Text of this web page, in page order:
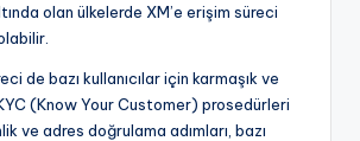
olan ülkelerde XM’e erişim süreci
de bazı kullanıcılar için karmaşık ve
(Know Your Customer) prosedürleri
ve adres doğrulama adımları, bazı